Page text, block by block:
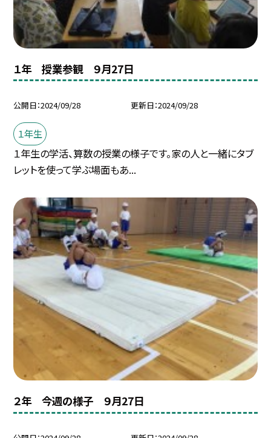
１年 授業参観 ９月27日
公開日 2024/09/28 更新日 2024/09/28
１年生
１年生の学活、算数の授業の様子です。家の人と一緒にタブ
レットを使って学ぶ場面もあ...
２年 今週の様子 ９月27日